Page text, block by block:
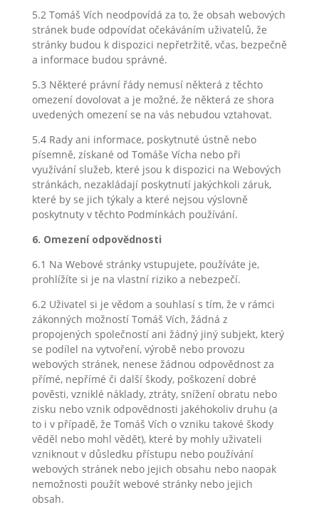
5.2 Tomáš Vích neodpovídá za to, že obsah webových
stránek bude odpovídat očekáváním uživatelů, že
stránky budou k dispozici nepřetržitě, včas, bezpečně
a informace budou správné.
5.3 Některé právní řády nemusí některá z těchto
omezení dovolovat a je možné, že některá ze shora
uvedených omezení se na vás nebudou vztahovat.
5.4 Rady ani informace, poskytnuté ústně nebo
písemně, získané od Tomáše Vícha nebo při
využívání služeb, které jsou k dispozici na Webových
stránkách, nezakládají poskytnutí jakýchkoli záruk,
které by se jich týkaly a které nejsou výslovně
poskytnuty v těchto Podmínkách používání.
6. Omezení odpovědnosti
6.1 Na Webové stránky vstupujete, používáte je,
prohlížíte si je na vlastní riziko a nebezpečí.
6.2 Uživatel si je vědom a souhlasí s tím, že v rámci
zákonných možností Tomáš Vích, žádná z
propojených společností ani žádný jiný subjekt, který
se podílel na vytvoření, výrobě nebo provozu
webových stránek, nenese žádnou odpovědnost za
přímé, nepřímé či další škody, poškození dobré
pověsti, vzniklé náklady, ztráty, snížení obratu nebo
zisku nebo vznik odpovědnosti jakéhokoliv druhu (a
to i v případě, že Tomáš Vích o vzniku takové škody
věděl nebo mohl vědět), které by mohly uživateli
vzniknout v důsledku přístupu nebo používání
webových stránek nebo jejich obsahu nebo naopak
nemožnosti použít webové stránky nebo jejich
obsah.